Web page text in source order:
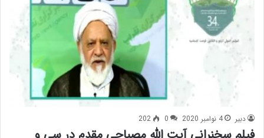
دبیر 4 نوامبر 2020 0
202